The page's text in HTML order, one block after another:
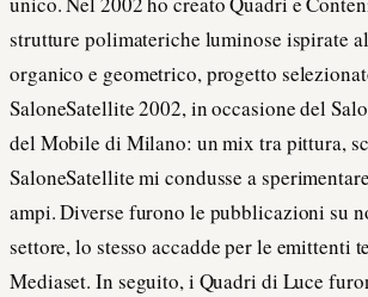
strutture polimateriche luminose ispirate
organico e geometrico, progetto
SaloneSatellite 2002, in occasione del
del Mobile di Milano: un mix tra pittura,
SaloneSatellite mi condusse a
ampi. Diverse furono le pubblicazioni su
settore, lo stesso accadde per le emittenti
Mediaset. In seguito, i Quadri di Luce